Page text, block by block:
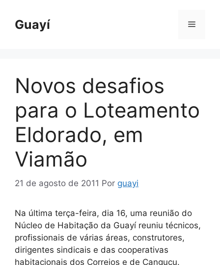
Guayí Menu
Novos desafios
para o Loteamento
Eldorado, em
Viamão
21 de agosto de 2011 Por guayi
Na última terça-feira, dia 16, uma reunião do
Núcleo de Habitação da Guayí reuniu técnicos,
profissionais de várias áreas, construtores,
dirigentes sindicais e das cooperativas
habitacionais dos Correios e de Canguçu.